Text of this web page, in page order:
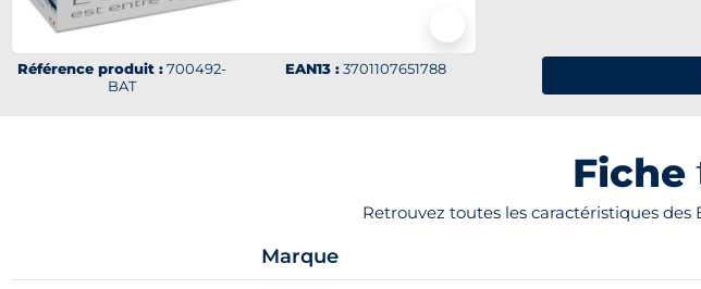
Référence produit :700492-
BAT
EAN13 :3701107651788
Fiche
Retrouvez toutes les caractéristiques
Marque